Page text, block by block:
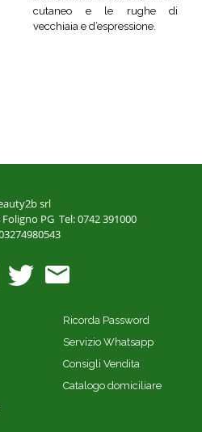
cutaneo e le rughe di
vecchiaia e d’espressione.
srl
Foligno PG Tel: 0742 391000
Ricorda Password
Servizio Whatsapp
Consigli Vendita
Catalogo domiciliare